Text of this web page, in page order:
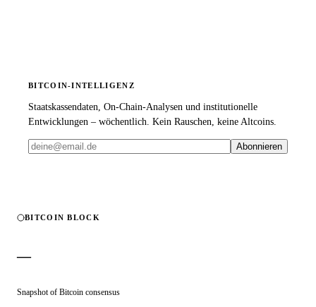
BITCOIN-INTELLIGENZ
Staatskassendaten, On-Chain-Analysen und institutionelle
Entwicklungen – wöchentlich. Kein Rauschen, keine Altcoins.
Abonnieren
BITCOIN BLOCK
—
Snapshot of Bitcoin consensus